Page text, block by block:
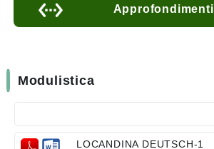
Approfondimenti
Modulistica
LOCANDINA DEUTSCH-1